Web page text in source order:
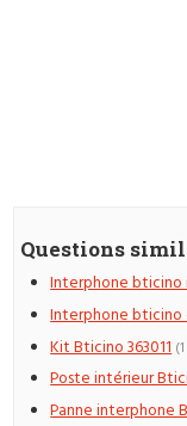
Questions
Interphone
Interphone bticino
Kit Bticino 363011
Poste intérieur
Panne interphone